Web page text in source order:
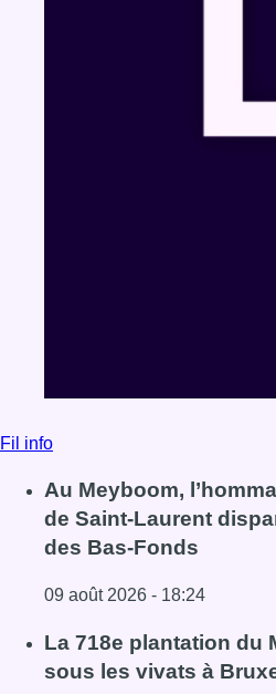
Fil info
Au Meyboom,
de Saint-Laurent
des Bas-Fonds
09 août 2026 - 18:24
Lire l'article Au Meyboom,
La 718e plantation du
sous les vivats à